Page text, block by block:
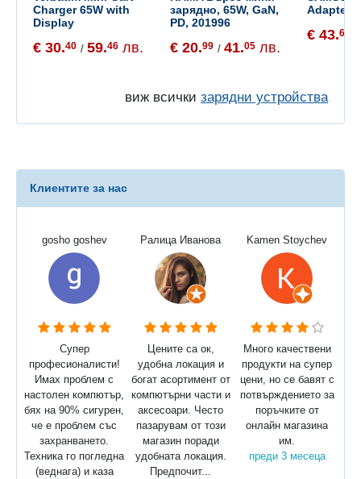
Charger 65W with
Display
€ 30.40 / 59.46 лв.
зарядно, 65W, GaN,
PD, 201996
€ 20.99 / 41.05 лв.
Adapter
€ 43.68
виж всички зарядни устройства
Клиентите за нас
gosho goshev
Супер
професионалисти!
Имах проблем с
настолен компютър,
бях на 90% сигурен,
че е проблем със
захранването.
Техника го погледна
(веднага) и каза
Ралица Иванова
Цените са ок,
удобна локация и
богат асортимент от
компютърни части и
аксесоари. Често
пазарувам от този
магазин поради
удобната локация.
Предпочит...
Kamen Stoychev
Много качествени
продукти на супер
цени, но се бавят с
потвърждението за
поръчките от
онлайн магазина
им.
преди 3 месеца